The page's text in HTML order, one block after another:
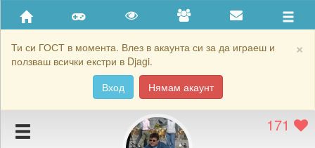
×
Ти си ГОСТ в момента. Влез в акаунта си за да играеш и
ползваш всички екстри в Djagi.
Вход
Нямам акаунт
Приятели
Хронология на игри
Подаръците на dobronir 171